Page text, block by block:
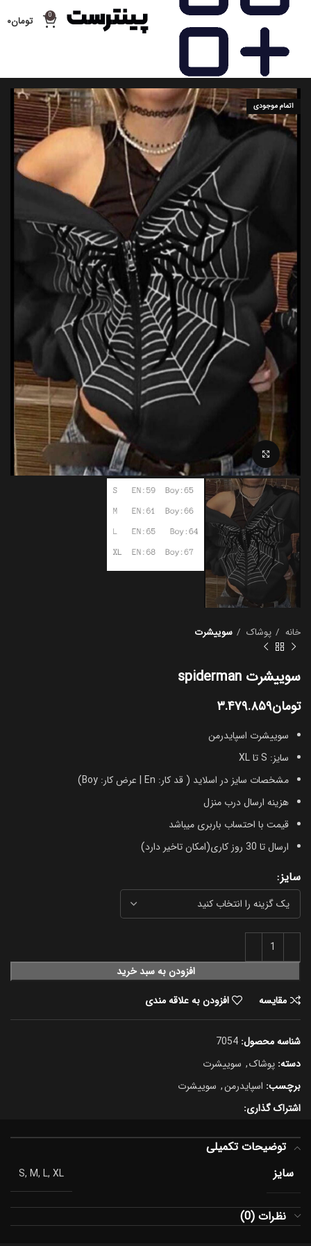
0 تومان۰
اتمام موجودی
بزرگنمایی تصویر
خانه پوشاک سوییشرت
سوییشرت spiderman
تومان۳.۴۷۹.۸۵۹
سوییشرت اسپایدرمن
سایز: S تا XL
مشخصات سایز در اسلاید ( قد کار: En | عرض کار: Boy)
هزینه ارسال درب منزل
قیمت با احتساب باربری میباشد
ارسال تا 30 روز کاری(امکان تاخیر دارد)
سایز
افزودن به سبد خرید
مقایسه
افزودن به علاقه مندی
شناسه محصول: 7054
دسته: پوشاک, سوییشرت
برچسب: اسپایدرمن, سوییشرت
اشتراک گذاری:
توضیحات تکمیلی
سایز
S, M, L, XL
نظرات (0)